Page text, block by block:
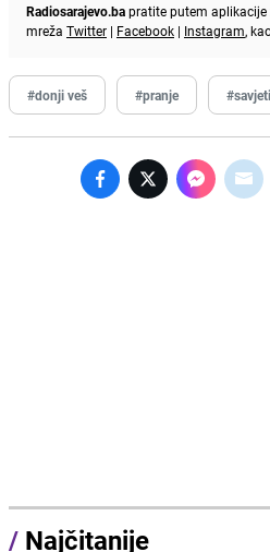
Radiosarajevo.bapratite putem aplikacije
mreža Twitter | Facebook | Instagram,
#donji veš #pranje #savjeti
/ Najčitanije